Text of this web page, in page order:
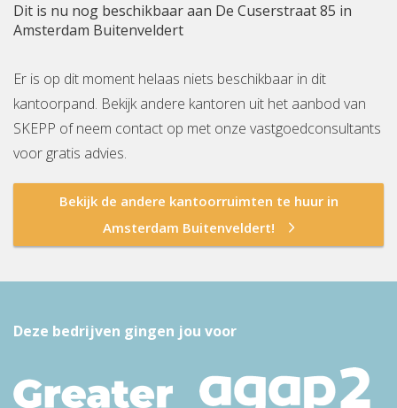
Dit is nu nog beschikbaar aan De Cuserstraat 85 in
Amsterdam Buitenveldert
Er is op dit moment helaas niets beschikbaar in dit
kantoorpand. Bekijk andere kantoren uit het aanbod van
SKEPP of neem contact op met onze vastgoedconsultants
voor gratis advies.
Bekijk de andere kantoorruimten te huur in
Amsterdam Buitenveldert!
Deze bedrijven gingen jou voor